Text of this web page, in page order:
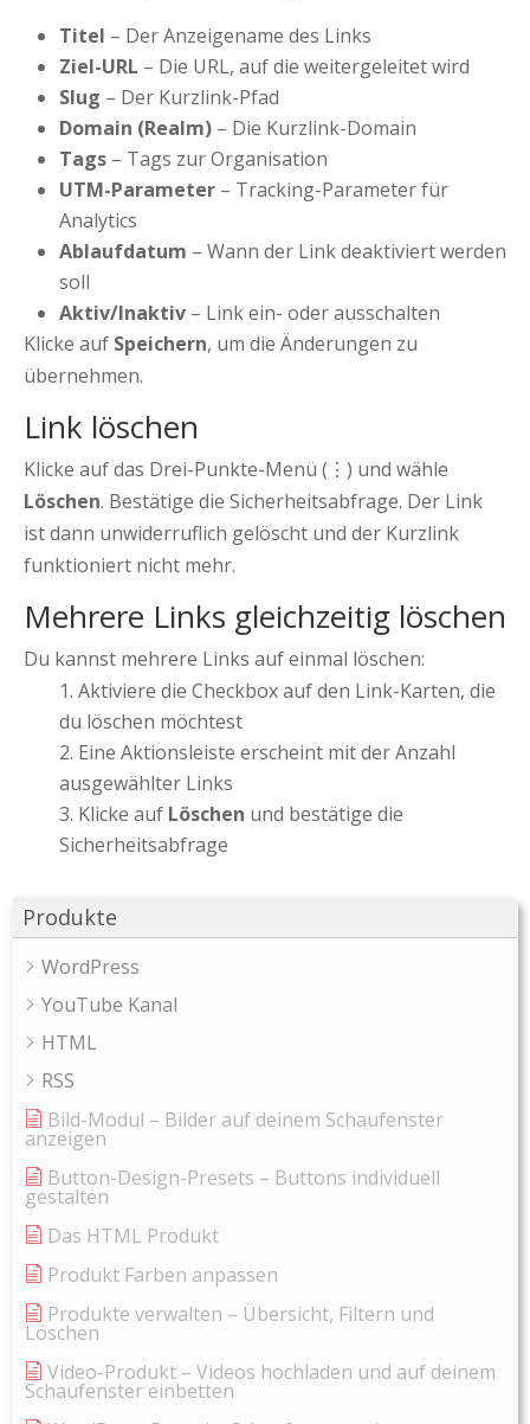
Produkte
WordPress
YouTube Kanal
HTML
RSS
Bild-Modul – Bilder auf deinem Schaufenster
anzeigen
Button-Design-Presets – Buttons individuell
gestalten
Das HTML Produkt
Produkt Farben anpassen
Produkte verwalten – Übersicht, Filtern und
Löschen
Video-Produkt – Videos hochladen und auf deinem
Schaufenster einbetten
Titel – Der Anzeigename des Links
Ziel-URL – Die URL, auf die weitergeleitet wird
Slug – Der Kurzlink-Pfad
Domain (Realm) – Die Kurzlink-Domain
Tags – Tags zur Organisation
UTM-Parameter – Tracking-Parameter für
Analytics
Ablaufdatum – Wann der Link deaktiviert werden
soll
Aktiv/Inaktiv – Link ein- oder ausschalten
Klicke auf Speichern, um die Änderungen zu
übernehmen.
Link löschen
Klicke auf das Drei-Punkte-Menü (⋮) und wähle
Löschen. Bestätige die Sicherheitsabfrage. Der Link
ist dann unwiderruflich gelöscht und der Kurzlink
funktioniert nicht mehr.
Mehrere Links gleichzeitig löschen
Du kannst mehrere Links auf einmal löschen:
Aktiviere die Checkbox auf den Link-Karten, die
du löschen möchtest
Eine Aktionsleiste erscheint mit der Anzahl
ausgewählter Links
Klicke auf Löschen und bestätige die
Sicherheitsabfrage